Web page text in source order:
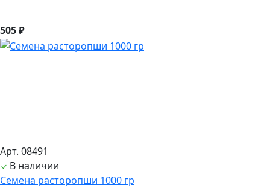
505 ₽
Арт. 08491
В наличии
Семена расторопши 1000 гр